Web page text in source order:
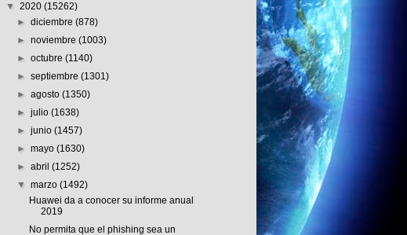
▼ 2020 (15262)
►diciembre(878)
►noviembre(1003)
►octubre(1140)
►septiembre(1301)
►agosto(1350)
►julio(1638)
►junio(1457)
►mayo(1630)
►abril(1252)
▼marzo(1492)
Huawei da a conocer su informe anual
2019
No permita que el phishing sea un